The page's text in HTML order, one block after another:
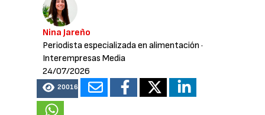
Nina Jareño
Periodista especializada en alimentación ·
Interempresas Media
24/07/2026
20016